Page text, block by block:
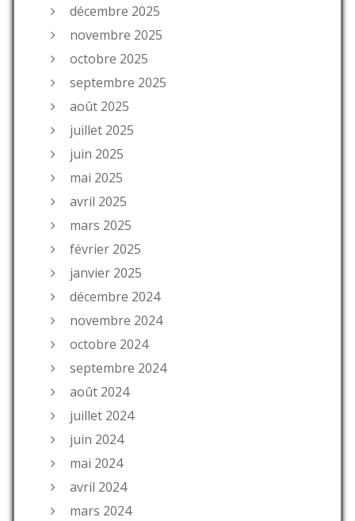
décembre 2025
novembre 2025
octobre 2025
septembre 2025
août 2025
juillet 2025
juin 2025
mai 2025
avril 2025
mars 2025
février 2025
janvier 2025
décembre 2024
novembre 2024
octobre 2024
septembre 2024
août 2024
juillet 2024
juin 2024
mai 2024
avril 2024
mars 2024